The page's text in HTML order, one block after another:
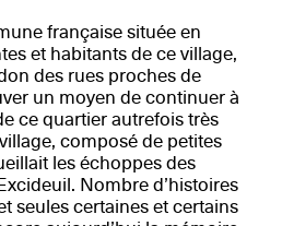
française située en
et habitants de ce village,
des rues proches de
un moyen de continuer à
ce quartier autrefois très
composé de petites
les échoppes des
Nombre d’histoires
seules certaines et certains